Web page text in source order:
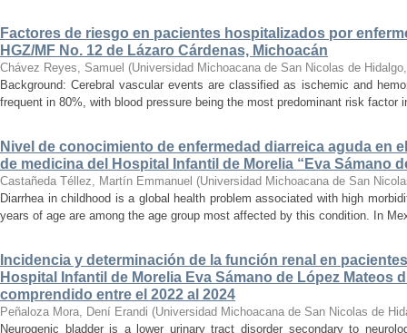
Factores de riesgo en pacientes hospitalizados por
HGZ/MF No. 12 de Lázaro Cárdenas, Michoacán
Chávez Reyes, Samuel (Universidad Michoacana de San Nicolas de Hidalgo
Background: Cerebral vascular events are classified as ischemic and
frequent in 80%, with blood pressure being the most predominant risk factor
Nivel de conocimiento de enfermedad diarreica aguda en
de medicina del Hospital Infantil de Morelia “Eva Sámano
Castañeda Téllez, Martín Emmanuel (Universidad Michoacana de San
Diarrhea in childhood is a global health problem associated with high
years of age are among the age group most affected by this condition. In
Incidencia y determinación de la función renal en
Hospital Infantil de Morelia Eva Sámano de López Mateos
comprendido entre el 2022 al 2024
Peñaloza Mora, Dení Erandi (Universidad Michoacana de San Nicolas de
Neurogenic bladder is a lower urinary tract disorder secondary to